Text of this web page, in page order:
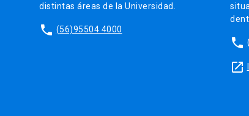
distintas áreas de la Universidad.
phone (56)95504 4000
phone
launch